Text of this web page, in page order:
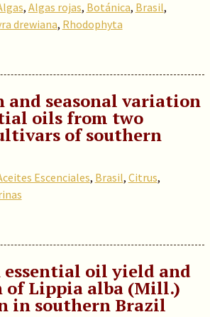
, Algas rojas, Botánica, Brasil,
drewiana, Rhodophyta
and seasonal variation
oils from two
of southern
Escenciales, Brasil, Citrus,
oil yield and
of Lippia alba (Mill.)
in southern Brazil